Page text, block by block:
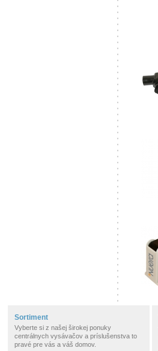
Sortiment
Vyberte si z našej širokej ponuky
centrálnych vysávačov a príslušenstva to
pravé pre vás a váš domov.